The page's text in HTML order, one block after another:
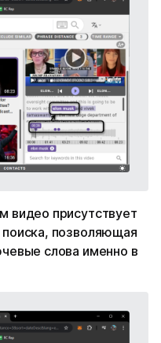
видео присутствует
поиска, позволяющая
слова именно в